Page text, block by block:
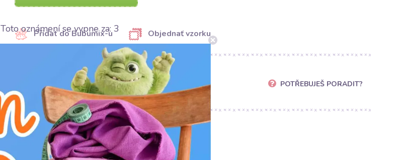
Přidat do Bubumix-u Objednať vzorku
SDÍLET SDÍLET POTŘEBUJEŠ PORADIT?
Kategorie: Galanterie
Výrobce: Bubulákovo s.r.o www.bubulakovo.cz
Toto oznámení se vypne za: 2